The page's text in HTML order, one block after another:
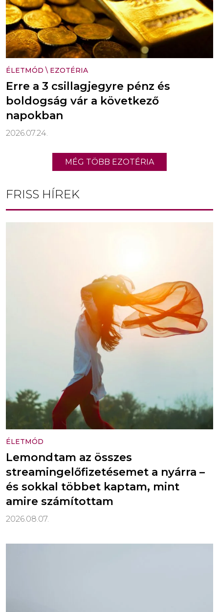
ÉLETMÓD \ EZOTÉRIA
Erre a 3 csillagjegyre pénz és
boldogság vár a következő
napokban
2026.07.24.
MÉG TÖBB EZOTÉRIA
FRISS HÍREK
ÉLETMÓD
Lemondtam az összes
streamingelőfizetésemet a nyárra –
és sokkal többet kaptam, mint
amire számítottam
2026.08.07.